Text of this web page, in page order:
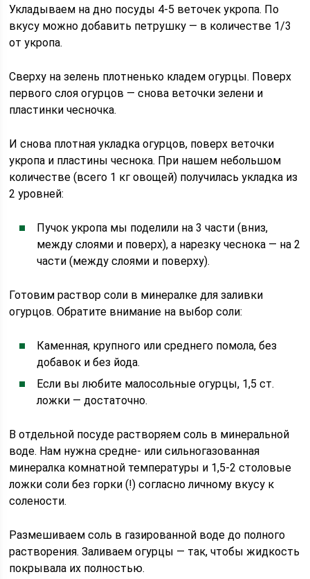
Укладываем на дно посуды 4-5 веточек укропа. По
вкусу можно добавить петрушку — в количестве 1/3
от укропа.
Сверху на зелень плотненько кладем огурцы. Поверх
первого слоя огурцов — снова веточки зелени и
пластинки чесночка.
И снова плотная укладка огурцов, поверх веточки
укропа и пластины чеснока. При нашем небольшом
количестве (всего 1 кг овощей) получилась укладка из
2 уровней:
Пучок укропа мы поделили на 3 части (вниз,
между слоями и поверх), а нарезку чеснока — на 2
части (между слоями и поверху).
Готовим раствор соли в минералке для заливки
огурцов. Обратите внимание на выбор соли:
Каменная, крупного или среднего помола, без
добавок и без йода.
Если вы любите малосольные огурцы, 1,5 ст.
ложки — достаточно.
В отдельной посуде растворяем соль в минеральной
воде. Нам нужна средне- или сильногазованная
минералка комнатной температуры и 1,5-2 столовые
ложки соли без горки (!) согласно личному вкусу к
солености.
Размешиваем соль в газированной воде до полного
растворения. Заливаем огурцы — так, чтобы жидкость
покрывала их полностью.